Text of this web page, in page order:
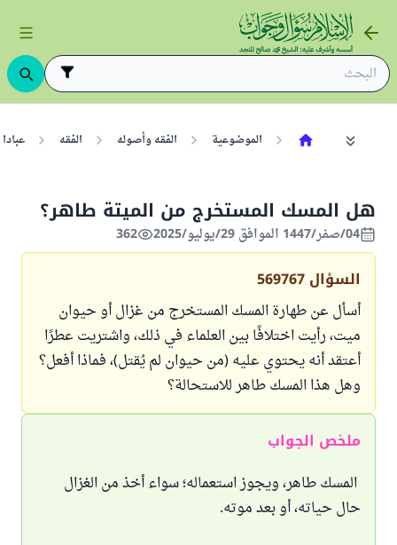
الموضوعية الفقه وأصوله الفقه
هل المسك المستخرج من الميتة طاهر؟
04/صفر/1447 الموافق 29/يوليو/2025 362
السؤال 569767
أسأل عن طهارة المسك المستخرج من غزال أو حيوان
ميت، رأيت اختلافًا بين العلماء في ذلك، واشتريت عطرًا
أعتقد أنه يحتوي عليه (من حيوان لم يُقتل)، فماذا أفعل؟
وهل هذا المسك طاهر للاستحالة؟
ملخص الجواب
المسك طاهر، ويجوز استعماله؛ سواء أخذ من الغزال
حال حياته، أو بعد موته.